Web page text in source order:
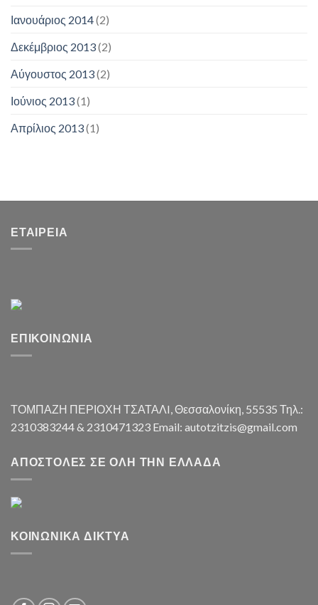
Ιανουάριος 2014(2)
Δεκέμβριος 2013(2)
Αύγουστος 2013(2)
Ιούνιος 2013(1)
Απρίλιος 2013(1)
ΕΤΑΙΡΕΊΑ
ΕΠΙΚΟΙΝΩΝΊΑ
ΤΟΜΠΑΖΗ ΠΕΡΙΟΧΗ ΤΣΑΤΑΛI, Θεσσαλονίκη, 55535 Τηλ.:
2310383244 & 2310471323 Email: autotzitzis@gmail.com
ΑΠΟΣΤΟΛΈΣ ΣΕ ΌΛΗ ΤΗΝ ΕΛΛΆΔΑ
ΚΟΙΝΩΝΙΚΆ ΔΊΚΤΥΑ